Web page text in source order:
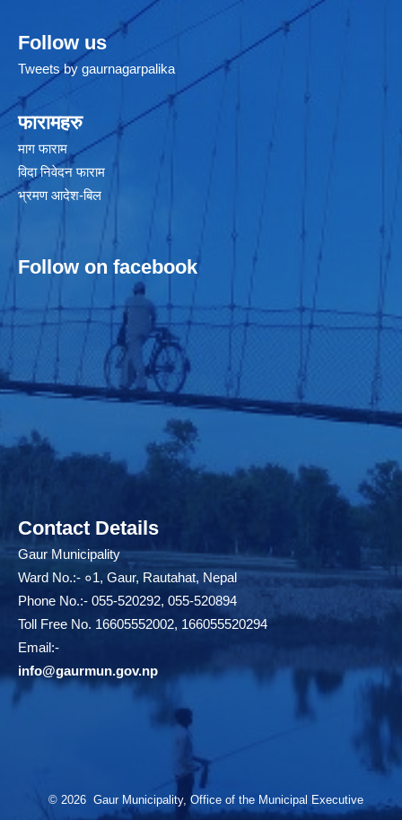
Follow us
Tweets by gaurnagarpalika
फारामहरु
माग फाराम
विदा निवेदन फाराम
भ्रमण आदेश-बिल
Follow on facebook
Contact Details
Gaur Municipality
Ward No.:- ०1, Gaur, Rautahat, Nepal
Phone No.:- 055-520292, 055-520894
Toll Free No. 16605552002, 166055520294
Email:-
info@gaurmun.gov.np
© 2026 Gaur Municipality, Office of the Municipal Executive